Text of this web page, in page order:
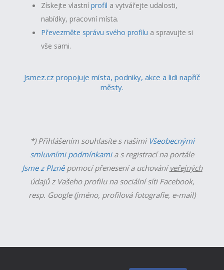
Získejte vlastníprofil a vytvářejte udalosti,
nabídky, pracovní místa.
Převezměte správu svého profilu a spravujte si
vše sami.
Jsmez.cz propojuje místa, podniky, akce a lidi napříč
městy.
*) Přihlášením souhlasíte s našimi Všeobecnými
smluvními podmínkamia s registrací na portále
Jsme z Plzněpomocí přenesení a uchováníveřejných
údajů z Vašeho profilu na sociální síti Facebook,
resp. Google (jméno, profilová fotografie, e-mail)